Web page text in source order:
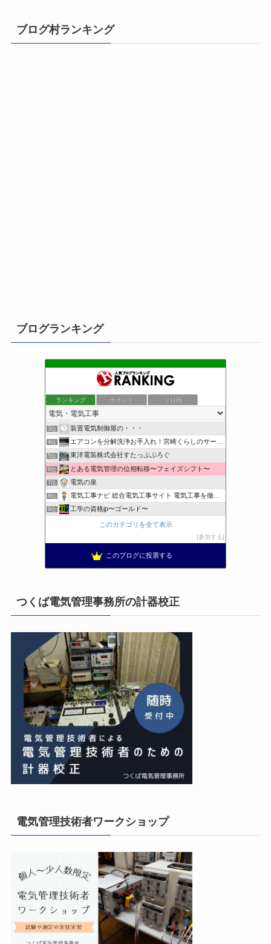
ブログ村ランキング
ブログランキング
ランキング ポイント ブロ画
小さな引越し屋と電気工事屋の奮闘記
2位 クリーンライフ始めまして
3位 装置電気制御屋の・・・
4位 エアコンを分解洗浄お手入れ！宮崎くらしのサービス
5位 東洋電装株式会社すたっぷぶろぐ
6位 とある電気管理の位相転移〜フェイズシフト〜
7位 電気の泉
8位 電気工事ナビ 総合電気工事サイト 電気工事を徹底解説
9位 工学の資格jp〜ゴールド〜
日置空調 | エアコン取付 鹿児島 | 鹿児島のエアコン工事
太陽光発電で、第二の年金.JP茨城県鹿嶋市赤嶺電研企画ブログ
このカテゴリを全て表示
参加する
このブログに投票する
つくば電気管理事務所の計器校正
電気管理技術者ワークショップ